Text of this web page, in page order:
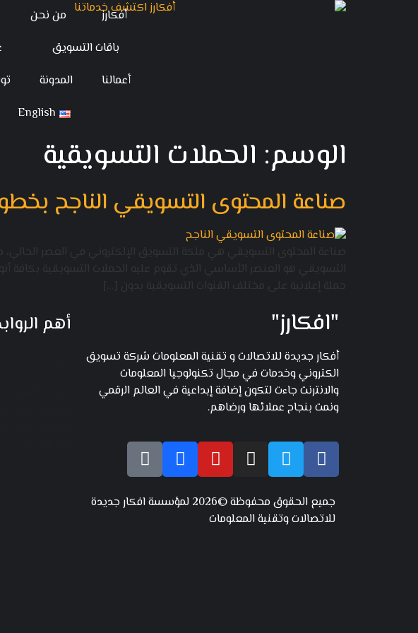
أفكارز من نحن
باقات التسويق
أعمالنا
المدونة
English
الوسم: الحملات التسويقية
صناعة المحتوى التسويقي الناجح
صناعة المحتوى التسويقي هي ملكة التسويق الإلكتروني في العصر
التسويقي هو العنصر الأساسي الذي تقوم عليه الحملات التسويقية بكافة
حملة إعلانية على مختلف القنوات التسويقية بدون […]
"افكارز"
أفكار جديدة للاتصالات و تقنية المعلومات شركة تسويق
الكتروني وخدمات في مجال تكنولوجيا المعلومات
والانترنت جاءت لتكون إضافة إبداعية في العالم الرقمي
ونمت بنجاح عملائها ورضاهم.
أهم
جميع الحقوق محفوظة ©2026 لمؤسسة افكار جديدة
للاتصالات وتقنية المعلومات